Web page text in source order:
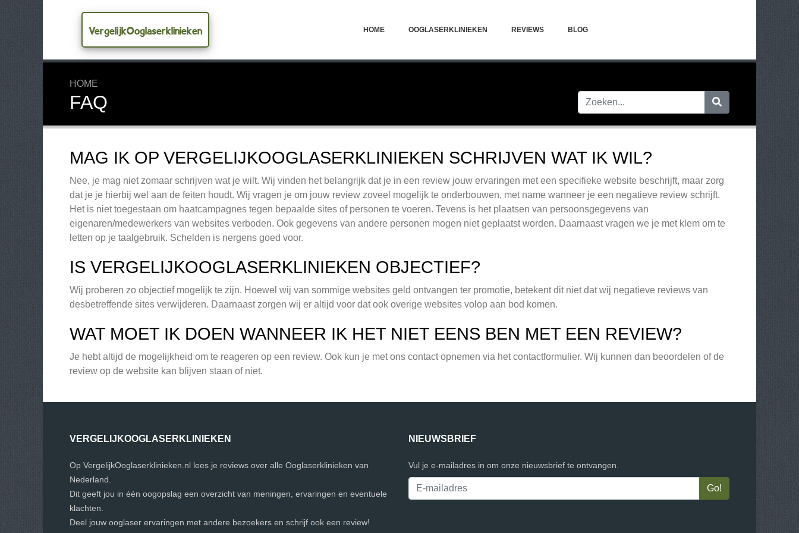
VergelijkOoglaserklinieken HOME OOGLASERKLINIEKEN REVIEWS BLOG
HOME
FAQ
MAG IK OP VERGELIJKOOGLASERKLINIEKEN SCHRIJVEN WAT IK WIL?
Nee, je mag niet zomaar schrijven wat je wilt. Wij vinden het belangrijk dat je in een review jouw ervaringen met een specifieke website beschrijft, maar zorg
dat je je hierbij wel aan de feiten houdt. Wij vragen je om jouw review zoveel mogelijk te onderbouwen, met name wanneer je een negatieve review schrijft.
Het is niet toegestaan om haatcampagnes tegen bepaalde sites of personen te voeren. Tevens is het plaatsen van persoonsgegevens van
eigenaren/medewerkers van websites verboden. Ook gegevens van andere personen mogen niet geplaatst worden. Daarnaast vragen we je met klem om te
letten op je taalgebruik. Schelden is nergens goed voor.
IS VERGELIJKOOGLASERKLINIEKEN OBJECTIEF?
Wij proberen zo objectief mogelijk te zijn. Hoewel wij van sommige websites geld ontvangen ter promotie, betekent dit niet dat wij negatieve reviews van
desbetreffende sites verwijderen. Daarnaast zorgen wij er altijd voor dat ook overige websites volop aan bod komen.
WAT MOET IK DOEN WANNEER IK HET NIET EENS BEN MET EEN REVIEW?
Je hebt altijd de mogelijkheid om te reageren op een review. Ook kun je met ons contact opnemen via het contactformulier. Wij kunnen dan beoordelen of de
review op de website kan blijven staan of niet.
VERGELIJKOOGLASERKLINIEKEN
Op VergelijkOoglaserklinieken.nl lees je reviews over alle Ooglaserklinieken van
Nederland.
Dit geeft jou in één oogopslag een overzicht van meningen, ervaringen en eventuele
klachten.
Deel jouw ooglaser ervaringen met andere bezoekers en schrijf ook een review!
NIEUWSBRIEF
Vul je e-mailadres in om onze nieuwsbrief te ontvangen.